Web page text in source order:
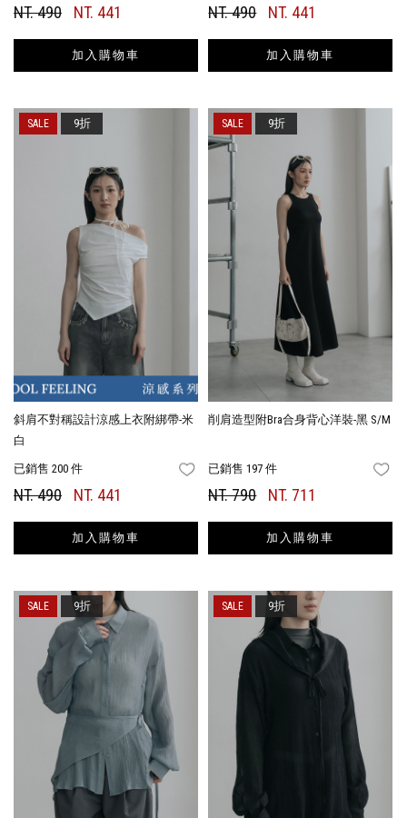
NT. 490 NT. 441
加入購物車
NT. 490 NT. 441
加入購物車
斜肩不對稱設計涼感上衣附綁帶-米
白
已銷售 200 件 FAVORITES
NT. 490 NT. 441
加入購物車
9折
削肩造型附Bra合身背心洋裝-黑 S/M
已銷售 197 件
NT. 790 NT. 711
加入購物車
9折
9折 9折